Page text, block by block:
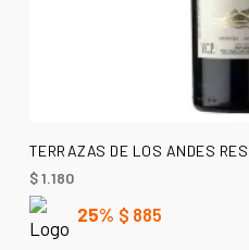
AÑADIR
TERRAZAS DE LOS ANDES
$1.180
25% $ 885